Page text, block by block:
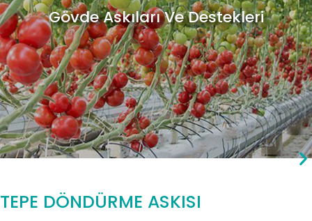
Gövde Askıları Ve Destekleri
TEPE DÖNDÜRME ASKISI